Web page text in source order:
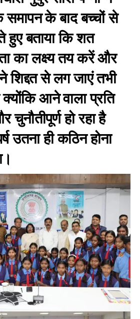
के समापन के बाद बच्चों से
हुए बताया कि शत
का लक्ष्य तय करें और
शिद्दत से लग जाएं तभी
आने वाला प्रति
चुनौतीपूर्ण हो रहा है
उतना ही कठिन होना